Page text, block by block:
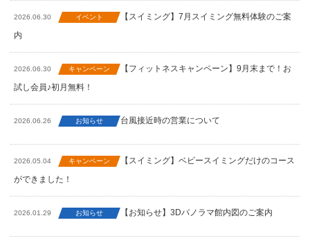
2026.06.30 イベント
【スイミング】7月スイミング無料体験のご案
内
2026.06.30 キャンペーン
【フィットネスキャンペーン】9月末まで！お
試し会員♪初月無料！
2026.06.26 お知らせ 台風接近時の営業について
2026.05.04 キャンペーン
【スイミング】ベビースイミングだけのコース
ができました！
2026.01.29 お知らせ 【お知らせ】3Dパノラマ館内図のご案内